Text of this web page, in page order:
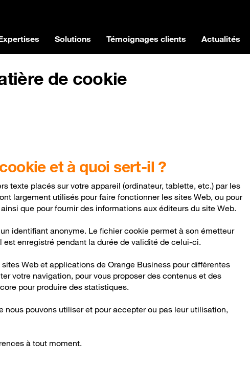
Solutions Témoignages clients Actualités
de cookie
et à quoi sert-il ?
texte placés sur votre appareil (ordinateur, tablette, etc.) par les
largement utilisés pour faire fonctionner les sites Web, ou pour
que pour fournir des informations aux éditeurs du site Web.
identifiant anonyme. Le fichier cookie permet à son émetteur
enregistré pendant la durée de validité de celui-ci.
Web et applications de Orange Business pour différentes
votre navigation, pour vous proposer des contenus et des
pour produire des statistiques.
nous pouvons utiliser et pour accepter ou pas leur utilisation,
à tout moment.